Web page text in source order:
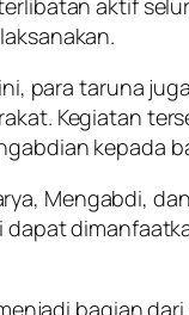
aktif
para taruna
Kegiatan
kepada
Mengabdi,